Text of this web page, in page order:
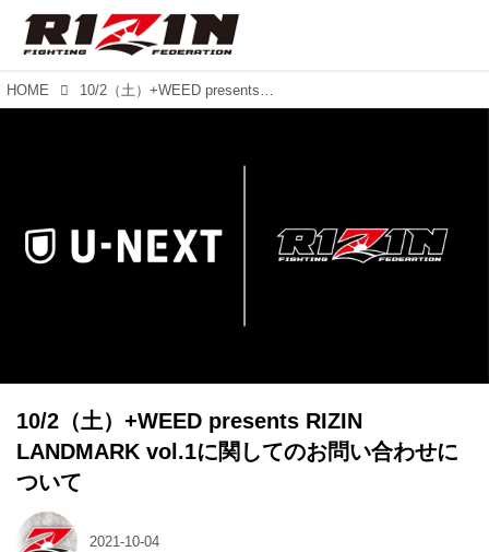
HOME 10/2（土）+WEED presents RIZIN LANDMARK vol.1に関してのお問い合わせについて
10/2（土）+WEED presents RIZIN
LANDMARK vol.1に関してのお問い合わせに
ついて
2021-10-04